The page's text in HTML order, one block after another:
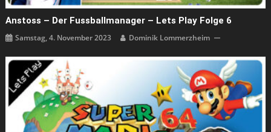
Anstoss – Der Fussballmanager – Lets Play Folge 6
Samstag, 4. November 2023 Dominik Lommerzheim